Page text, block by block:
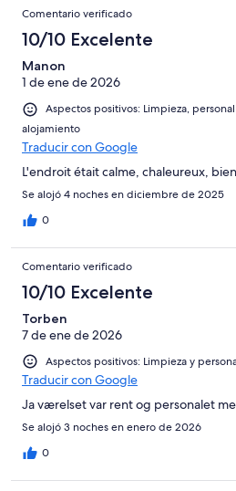
Comentario verificado
10/10 Excelente
Manon
1 de ene de 2026
Aspectos positivos: Limpieza,
alojamiento
Traducir con Google
L'endroit était calme, chaleureux, bien
Se alojó 4 noches en diciembre de 2025
0
Comentario verificado
10/10 Excelente
Torben
7 de ene de 2026
Aspectos positivos: Limpieza y
Traducir con Google
Ja værelset var rent og personalet
Se alojó 3 noches en enero de 2026
0